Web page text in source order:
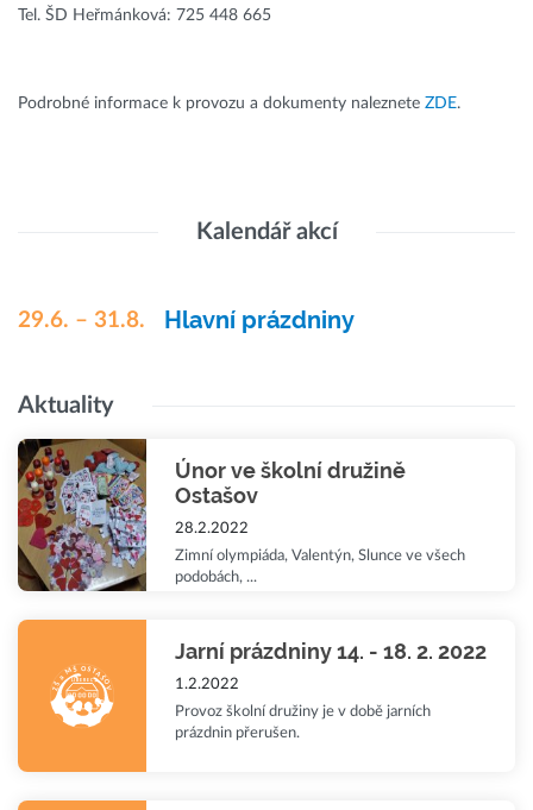
Tel. ŠD Heřmánková: 725 448 665
Podrobné informace k provozu a dokumenty naleznete ZDE.
Kalendář akcí
29.6. – 31.8. Hlavní prázdniny
Aktuality
Únor ve školní družině
Ostašov
28.2.2022
Zimní olympiáda, Valentýn, Slunce ve všech
podobách, ...
Jarní prázdniny 14. - 18. 2. 2022
1.2.2022
Provoz školní družiny je v době jarních
prázdnin přerušen.